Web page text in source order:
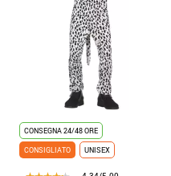
CONSEGNA 24/48 ORE
CONSIGLIATO
UNISEX